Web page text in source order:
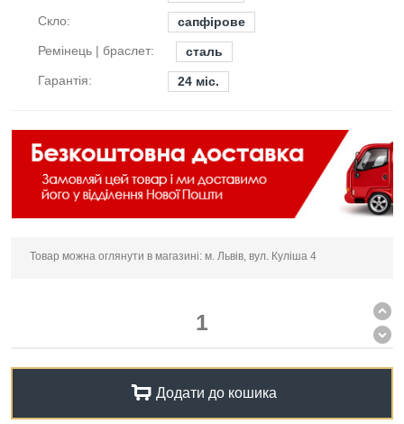
Скло:
сапфірове
Ремінець | браслет:
сталь
Гарантія:
24 міс.
Товар можна оглянути в магазині: м. Львів, вул. Куліша 4
Додати до кошика